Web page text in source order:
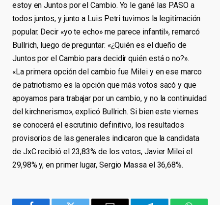
estoy en Juntos por el Cambio. Yo le gané las PASO a
todos juntos, y junto a Luis Petri tuvimos la legitimación
popular. Decir «yo te echo» me parece infantil», remarcó
Bullrich, luego de preguntar: «¿Quién es el dueño de
Juntos por el Cambio para decidir quién está o no?».
«La primera opción del cambio fue Milei y en ese marco
de patriotismo es la opción que más votos sacó y que
apoyamos para trabajar por un cambio, y no la continuidad
del kirchnerismo», explicó Bullrich. Si bien este viernes
se conocerá el escrutinio definitivo, los resultados
provisorios de las generales indicaron que la candidata
de JxC recibió el 23,83% de los votos, Javier Milei el
29,98% y, en primer lugar, Sergio Massa el 36,68%.